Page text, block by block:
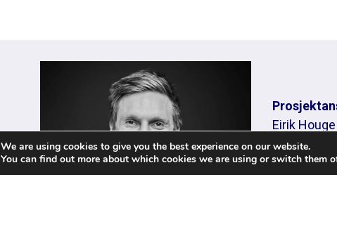
Eirik Houge
We are using cookies to give you the best experience on our website.
You can find out more about which cookies we are using or switch them